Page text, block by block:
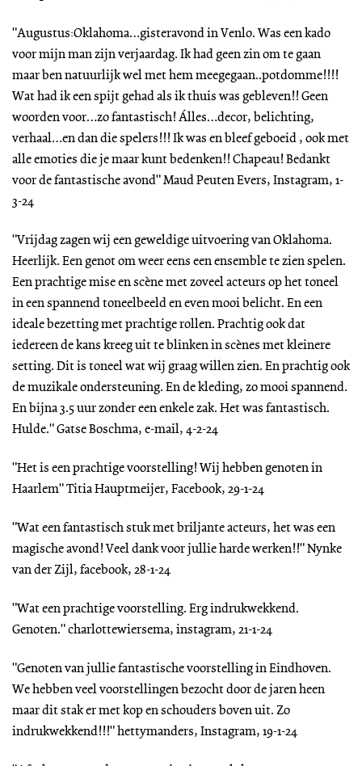
"Augustus:Oklahoma…gisteravond in Venlo. Was een kado
voor mijn man zijn verjaardag. Ik had geen zin om te gaan
maar ben natuurlijk wel met hem meegegaan..potdomme!!!!
Wat had ik een spijt gehad als ik thuis was gebleven!! Geen
woorden voor…zo fantastisch! Álles…decor, belichting,
verhaal…en dan die spelers!!! Ik was en bleef geboeid , ook met
alle emoties die je maar kunt bedenken!! Chapeau! Bedankt
voor de fantastische avond" Maud Peuten Evers, Instagram, 1-
3-24
"Vrijdag zagen wij een geweldige uitvoering van Oklahoma.
Heerlijk. Een genot om weer eens een ensemble te zien spelen.
Een prachtige mise en scène met zoveel acteurs op het toneel
in een spannend toneelbeeld en even mooi belicht. En een
ideale bezetting met prachtige rollen. Prachtig ook dat
iedereen de kans kreeg uit te blinken in scènes met kleinere
setting. Dit is toneel wat wij graag willen zien. En prachtig ook
de muzikale ondersteuning. En de kleding, zo mooi spannend.
En bijna 3.5 uur zonder een enkele zak. Het was fantastisch.
Hulde." Gatse Boschma, e-mail, 4-2-24
"Het is een prachtige voorstelling! Wij hebben genoten in
Haarlem" Titia Hauptmeijer, Facebook, 29-1-24
"Wat een fantastisch stuk met briljante acteurs, het was een
magische avond! Veel dank voor jullie harde werken!!" Nynke
van der Zijl, facebook, 28-1-24
"Wat een prachtige voorstelling. Erg indrukwekkend.
Genoten." charlottewiersema, instagram, 21-1-24
"Genoten van jullie fantastische voorstelling in Eindhoven.
We hebben veel voorstellingen bezocht door de jaren heen
maar dit stak er met kop en schouders boven uit. Zo
indrukwekkend!!!" hettymanders, Instagram, 19-1-24